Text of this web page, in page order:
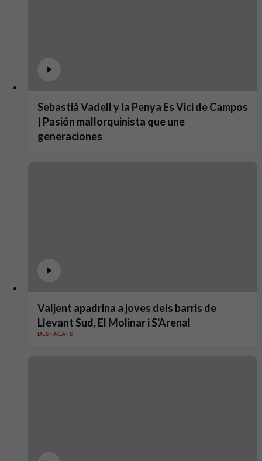
Sebastià Vadell y la Penya Es Vici de Campos
| Pasión mallorquinista que une
generaciones
Valjent apadrina a joves dels barris de
Llevant Sud, El Molinar i S'Arenal
DESTACATS